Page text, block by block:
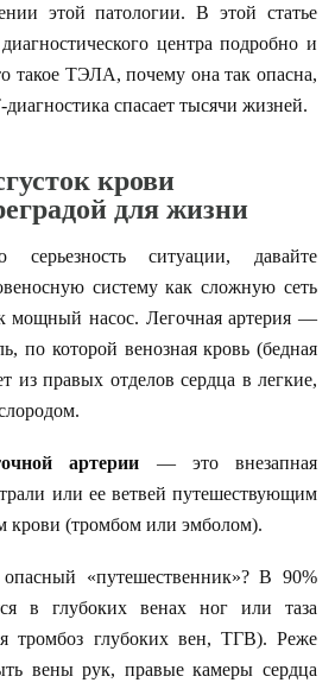
этой патологии. В этой статье
центра подробно и
такое ТЭЛА, почему она так опасна,
спасает тысячи жизней.
крови
для жизни
ситуации, давайте
систему как сложную сеть
мощный насос. Легочная артерия —
по которой венозная кровь (бедная
из правых отделов сердца в легкие,
артерии — это внезапная
или ее ветвей путешествующим
крови (тромбом или эмболом).
опасный «путешественник»? В 90%
в глубоких венах ног или таза
тромбоз глубоких вен, ТГВ). Реже
вены рук, правые камеры сердца